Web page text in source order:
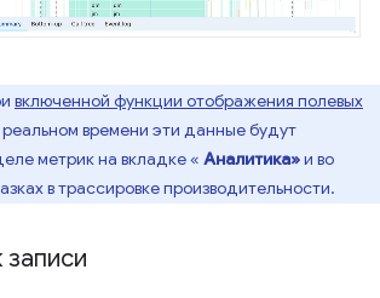
включенной функции отображения полевых
реальном времени эти данные будут
метрик на вкладке « Аналитика»и во
в трассировке производительности.